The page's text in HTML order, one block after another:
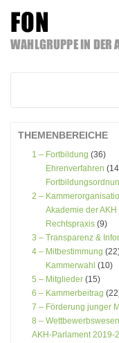
FON
WAHLGRUPPE IN DER
Inhalt
THEMENBEREICHE
1 – Fortbildung (36)
Ehrenverfahren
2 –
Akademie der AKH
Rechtspraxis (9)
3 – Transparenz &
4 – Mitbestimmung
Kammerwahl (10)
5 – Mitglieder (15)
6 – Kammerbeitrag
7 – Förderung junger
8 – Wettbewerbswesen
AKH-Parlament 2019-